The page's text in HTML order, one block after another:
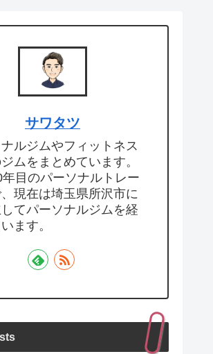
サワタツ
ルジムやフィットネス
ムをまとめています。
目のパーソナルトレー
現在は埼玉県所沢市に
てパーソナルジムを経
ます。